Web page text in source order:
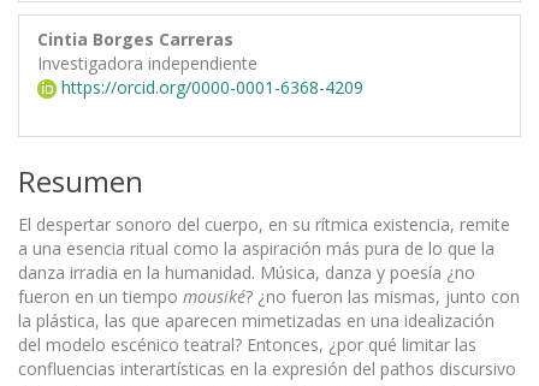
Cintia Borges Carreras
Investigadora independiente
https://orcid.org/0000-0001-6368-4209
Resumen
El despertar sonoro del cuerpo, en su rítmica existencia, remite
a una esencia ritual como la aspiración más pura de lo que la
danza irradia en la humanidad. Música, danza y poesía ¿no
fueron en un tiempo mousiké? ¿no fueron las mismas, junto con
la plástica, las que aparecen mimetizadas en una idealización
del modelo escénico teatral? Entonces, ¿por qué limitar las
confluencias interartísticas en la expresión del pathos discursivo